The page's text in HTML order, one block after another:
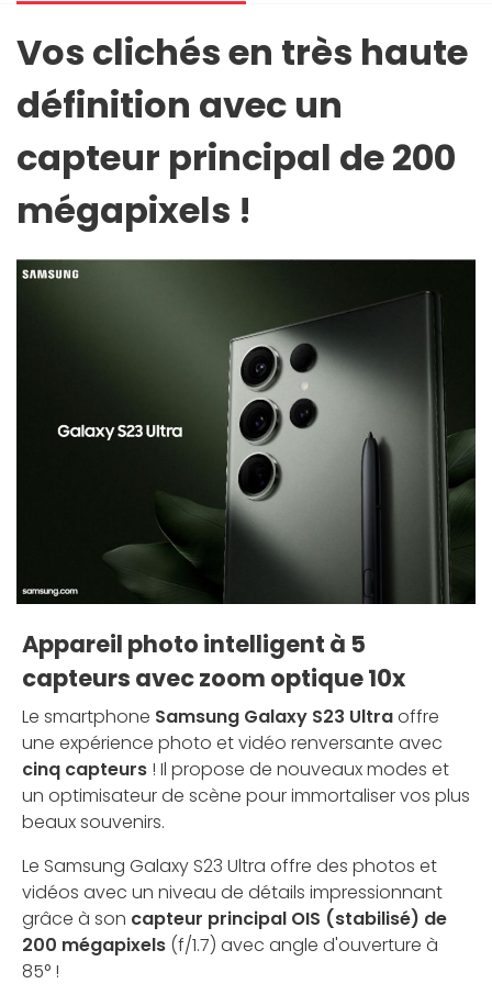
Vos clichés en très haute
définition avec un
capteur principal de 200
mégapixels !
Appareil photo intelligent à 5
capteurs avec zoom optique 10x
Le smartphone Samsung Galaxy S23 Ultraoffre
une expérience photo et vidéo renversante avec
cinq capteurs ! Il propose de nouveaux modes et
un optimisateur de scène pour immortaliser vos plus
beaux souvenirs.
Le Samsung Galaxy S23 Ultra offre des photos et
vidéos avec un niveau de détails impressionnant
grâce à son capteur principal OIS (stabilisé) de
200 mégapixels (f/1.7) avec angle d'ouverture à
85° !